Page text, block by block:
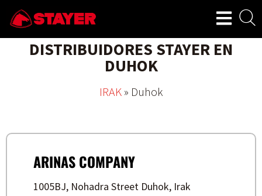
DISTRIBUIDORES STAYER EN
DUHOK
IRAK» Duhok
ARINAS COMPANY
1005BJ, Nohadra Street Duhok, Irak